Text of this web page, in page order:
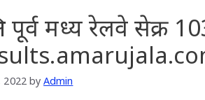
पूर्व मध्य रेलवे सेक्र
2022 byAdmin